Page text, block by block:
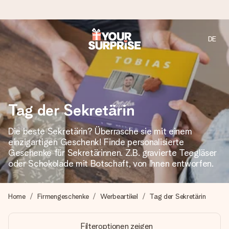
Heute bestellt, in 1 Werktag verschickt
Wir bereiten dein Geschenk sorgfältig vor und schicken es
blitzschnell – damit du es genau zum richtigen Zeitpunkt
überreichen kannst, wenn es am meisten zählt.
4,7 (basierend auf +15.000 Bewertungen)
Unsere Geschenke begeistern. Kunden bewerten uns mit
4,7 bei Google Reviews (Gesamtergebnis aller Länder, in
die wir versenden).
Mit Liebe gemacht, im Handumdrehen
DE
Tag der Sekretärin
Die beste Sekretärin? Überrasche sie mit einem
einzigartigen Geschenk! Finde personalisierte
Geschenke für Sekretärinnen. Z.B. gravierte Teegläser
oder Schokolade mit Botschaft, von Ihnen entworfen.
Home Firmengeschenke Werbeartikel Tag der Sekretärin
Filteroptionen zeigen